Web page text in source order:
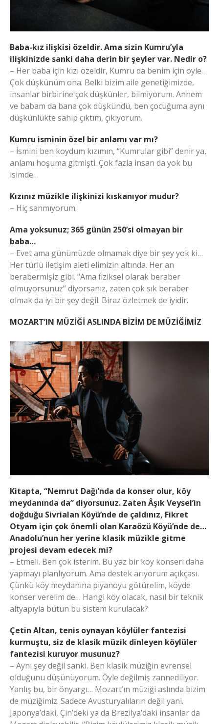
Baba-kız ilişkisi özeldir. Ama sizin Kumru’yla
ilişkinizde sanki daha derin bir şeyler var. Nedir o?
– Her baba için kızı özeldir, Kumru da benim için öyle…
Çok düşkünüm ona. Belki bizim aile genetiğimizde,
insanlar birbirine çok düşkünler, bilmiyorum. Annem
ve babam da bana çok düşkündü, ben çocuğuma aynı
düşkünlükte sahip çıktım, çıkıyorum.
Kumru isminin özel bir anlamı var mı?
– İsmini ben koydum kızımın, “Kumrular gibi” denir ya,
anlamı hoşuma gitmişti. Çok fazla insan da yok bu
isimde…
Kızınız müzikle ilişkinizi kıskanıyor mudur?
– Hiç sanmıyorum.
Ama yoksunuz; 365 günün 250’si olmayan bir
baba…
– Evet ama günümüzde olmamak diye bir şey yok ki…
Her türlü iletişim aleti elimizin altında. Her an
berabermişiz gibi. “Ama fiziksel olarak beraber
olmuyorsunuz” diyorsanız, zaten çok sık beraber
olmak da iyi bir şey değil. Biraz özletmek de iyidir.
MOZART’IN MÜZİĞİ ASLINDA BİZİM DE MÜZİĞİMİZ
Kitapta, “Nemrut Dağı’nda da konser olur, köy
meydanında da” diyorsunuz. Zaten Âşık Veysel’in
doğduğu Sivrialan Köyü’nde de çaldınız, Fikret
Otyam için çok önemli olan Karaözü Köyü’nde de…
Anadolu’nun her yerine klasik müzikle gitme
projesi devam edecek mi?
– Etmeli. Ben çok isterim. Bu yaz bir köy konseri daha
yapmayı planlıyorum. Ama destek arıyorum açıkçası.
Çünkü köy meydanına piyanoyu götürelim, köyde
konser verelim de… Hangi köy olacak, nasıl bir teknik
altyapıyla bütün bu sistem kurulacak?
Çetin Altan, tenis oynayan köylüler fantezisi
kurmuştu, siz de klasik müzik dinleyen köylüler
fantezisi kuruyor musunuz?
– Aynı şey değil sanki. Ben klasik müziğin evrensel
olduğunu düşünüyorum. Öyle değilmiş zannediliyor.
Yanlış bu, bir önyargı… Mozart’ın müziği aslında bizim
de müziğimiz. Sadece Avusturyalıların değil yani.
Japonya’daki, Çin’deki ya da Brezilya’daki insanlar da